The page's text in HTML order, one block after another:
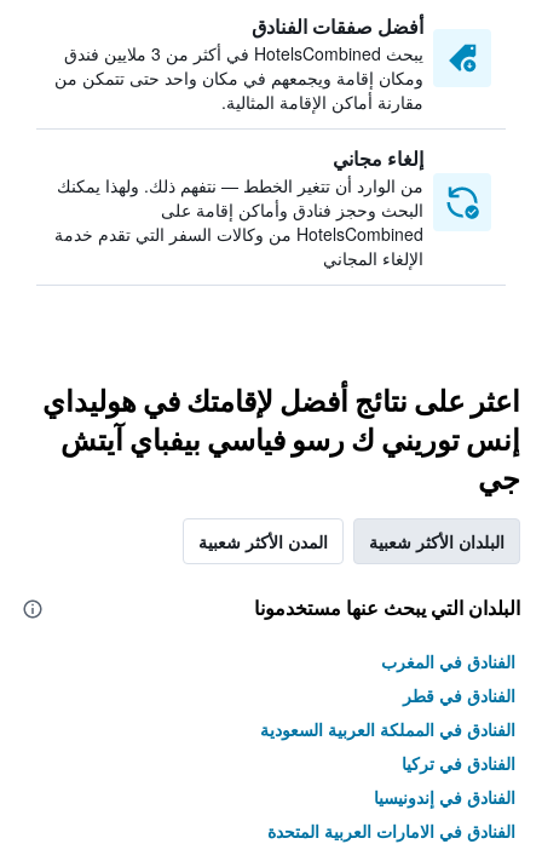
أفضل صفقات الفنادق
يبحث HotelsCombined في أكثر من 3 ملايين فندق
ومكان إقامة ويجمعهم في مكان واحد حتى تتمكن من
مقارنة أماكن الإقامة المثالية.
إلغاء مجاني
من الوارد أن تتغير الخطط — نتفهم ذلك. ولهذا يمكنك
البحث وحجز فنادق وأماكن إقامة على
HotelsCombined من وكالات السفر التي تقدم خدمة
الإلغاء المجاني
اعثر على نتائج أفضل لإقامتك في هوليداي
إنس توريني ك رسو فياسي بيفباي آيتش
جي
البلدان الأكثر شعبية المدن الأكثر شعبية
البلدان التي يبحث عنها مستخدمونا
الفنادق في المغرب
الفنادق في قطر
الفنادق في المملكة العربية السعودية
الفنادق في تركيا
الفنادق في إندونيسيا
الفنادق في الامارات العربية المتحدة